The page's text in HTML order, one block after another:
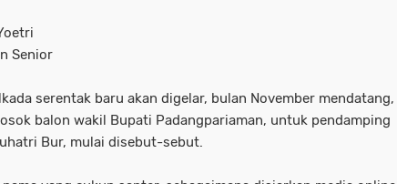
Senior
serentak baru akan digelar, bulan November mendatang,
balon wakil Bupati Padangpariaman, untuk pendamping
Bur, mulai disebut-sebut.